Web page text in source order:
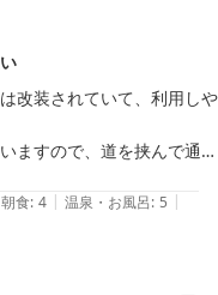
お身体をご自愛ください
こさなぎへお越しくださ
改装されていて、利用しや
ますので、道を挟んで通っ
す。
食事ができました。
コンセントの位置までは変
す。多口のコード付きタッ
朝食: 4 | 温泉・お風呂: 5 |